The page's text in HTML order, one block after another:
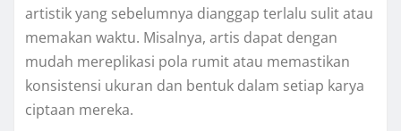
artistik yang sebelumnya dianggap terlalu sulit atau
memakan waktu. Misalnya, artis dapat dengan
mudah mereplikasi pola rumit atau memastikan
konsistensi ukuran dan bentuk dalam setiap karya
ciptaan mereka.